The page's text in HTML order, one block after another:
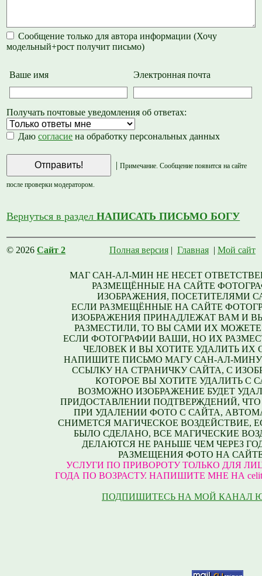
Сообщение только для автора информации (Хочу
модельный+рост получит письмо)
Ваше имя Электронная почта
Получать почтовые уведомления об ответах:
Даюсогласие на обработку персональных данных
| Примечание. Сообщение появится на сайте
после проверки модератором.
Вернуться в разделНАПИСАТЬ ПИСЬМО БОГУ
© 2026Сайт 2 Полная версия| Главная| Мой сайт
МАГ САН-АЛ-МИН НЕ НЕСЕТ
РАЗМЕЩЁННЫЕ НА САЙТЕ
ИЗОБРАЖЕНИЯ, ПОСЕТИТЕЛЯМИ
ЕСЛИ РАЗМЕЩЁННЫЕ НА САЙТЕ
ИЗОБРАЖЕНИЯ ПРИНАДЛЕЖАТ ВАМ И
РАЗМЕСТИЛИ, ТО ВЫ САМИ ИХ МОЖЕТЕ
ЕСЛИ ФОТОГРАФИИ ВАШИ, НО ИХ
ЧЕЛОВЕК И ВЫ ХОТИТЕ УДАЛИТЬ ИХ
НАПИШИТЕ ПИСЬМО МАГУ САН-АЛ-
ССЫЛКУ НА СТРАНИЧКУ САЙТА, С
КОТОРОЕ ВЫ ХОТИТЕ УДАЛИТЬ С
ВОЗМОЖНО ИЗОБРАЖЕНИЕ БУДЕТ
ПРИДОСТАВЛЕНИИ ПОДТВЕРЖДЕНИЙ,
ПРИ УДАЛЕНИИ ФОТО С САЙТА,
СНИМЕТСЯ МАГИЧЕСКОЕ ВОЗДЕЙСТВИЕ,
БЫЛО СДЕЛАНО, ВСЕ МАГИЧЕСКИЕ
ДЕЛАЮТСЯ НЕ РАНЬШЕ ЧЕМ ЧЕРЕЗ
РАЗМЕЩЕНИЯ ФОТО НА
УСЛУГИ ПО ПРИВОРОТУ ТОЛЬКО ДЛЯ
ГОДА ПО ВОЗРАСТУ. НАПИШИТЕ МНЕ НА
ПОДПИШИТЕСЬ НА МОЙ КАНАЛ